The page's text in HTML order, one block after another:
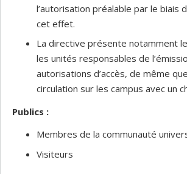
l’autorisation préalable par le biais
cet effet.
La directive présente notamment
les unités responsables de
autorisations d’accès, de même
circulation sur les campus avec un
Publics :
Membres de la communauté
Visiteurs